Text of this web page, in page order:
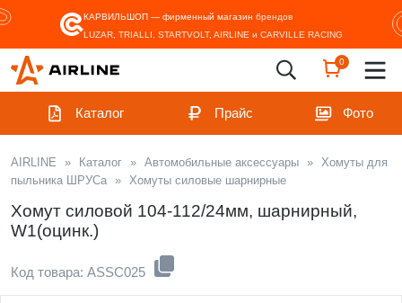
КАРВИЛЬШОП — фирменный магазин брендов
LUZAR, TRIALLI, STARTVOLT, AIRLINE и CARVILLE RACING
0
Каталог Прайс Фото
AIRLINE » Каталог » Автомобильные аксессуары » Хомуты для
пыльника ШРУСа » Хомуты силовые шарнирные
Хомут силовой 104-112/24мм, шарнирный,
W1(оцинк.)
Код товара: ASSC025